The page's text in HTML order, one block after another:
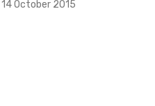
October 2015